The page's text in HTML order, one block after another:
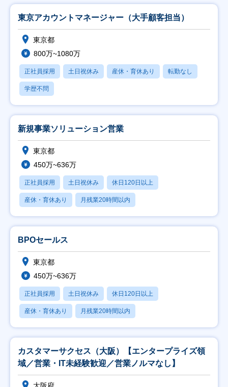
東京アカウントマネージャー（大手顧客担当）
東京都
800万~1080万
正社員採用 土日祝休み 産休・育休あり 転勤なし
学歴不問
新規事業ソリューション営業
東京都
450万~636万
正社員採用 土日祝休み 休日120日以上
産休・育休あり 月残業20時間以内
BPOセールス
東京都
450万~636万
正社員採用 土日祝休み 休日120日以上
産休・育休あり 月残業20時間以内
カスタマーサクセス（大阪）【エンタープライズ領
域／営業・IT未経験歓迎／営業ノルマなし】